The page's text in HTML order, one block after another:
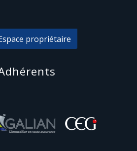
propriétaire
adhérents